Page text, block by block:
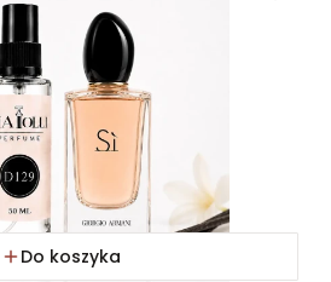
Do koszyka